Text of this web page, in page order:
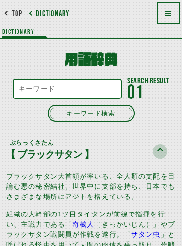
DICTIONARY
TOP
DICTIONARY
用語辞典
キーワード検索
01
ぶらっくさたん
【 ブラックサタン 】
ブラックサタン大首領が率いる、全人類の支配を目
論む悪の秘密結社。世界中に支部を持ち、日本でも
さまざまな場所にアジトを構えている。
組織の大幹部の1 ツ目タイタンが前線で指揮を行
い、主戦力である「奇械人 （きっかいじん）
」やブ
ラックサタン戦闘員が作戦を遂行。「サタン虫 」と